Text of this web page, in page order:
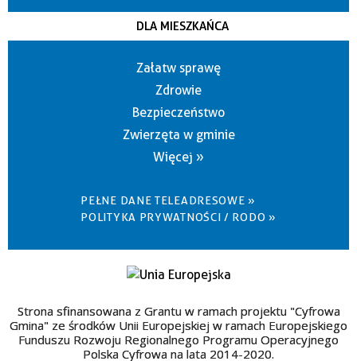
DLA MIESZKAŃCA
Załatw sprawę
Zdrowie
Bezpieczeństwo
Zwierzęta w gminie
Więcej »
PEŁNE DANE TELEADRESOWE »
POLITYKA PRYWATNOŚCI / RODO »
Strona sfinansowana z Grantu w ramach projektu "Cyfrowa
Gmina" ze środków Unii Europejskiej w ramach Europejskiego
Funduszu Rozwoju Regionalnego Programu Operacyjnego
Polska Cyfrowa na lata 2014-2020.